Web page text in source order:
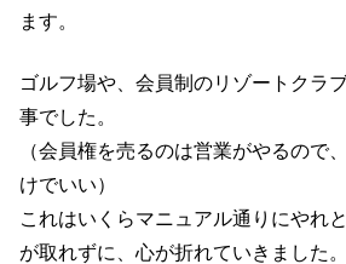
ます。
ゴルフ場や、会員制のリゾートクラ
事でした。
（会員権を売るのは営業がやるので
けでいい）
これはいくらマニュアル通りにやれ
が取れずに、心が折れていきました。